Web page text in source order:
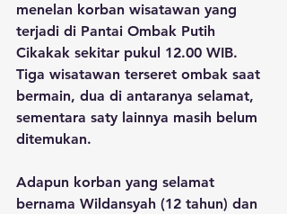
menelan korban wisatawan yang
terjadi di Pantai Ombak Putih
Cikakak sekitar pukul 12.00 WIB.
Tiga wisatawan terseret ombak saat
bermain, dua di antaranya selamat,
sementara saty lainnya masih belum
ditemukan.
Adapun korban yang selamat
bernama Wildansyah (12 tahun) dan